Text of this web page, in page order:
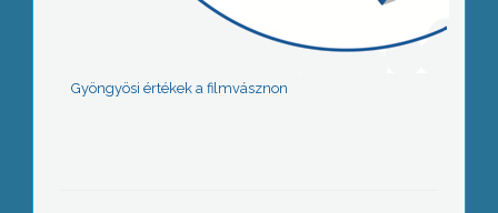
Gyöngyösi értékek a filmvásznon